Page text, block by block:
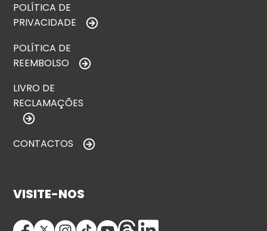
POLÍTICA DE
PRIVACIDADE
POLÍTICA DE
REEMBOLSO
LIVRO DE
RECLAMAÇÕES
CONTACTOS
VISITE-NOS